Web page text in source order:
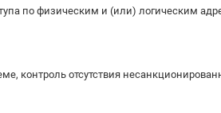
по физическим и (или) логическим
контроль отсутствия